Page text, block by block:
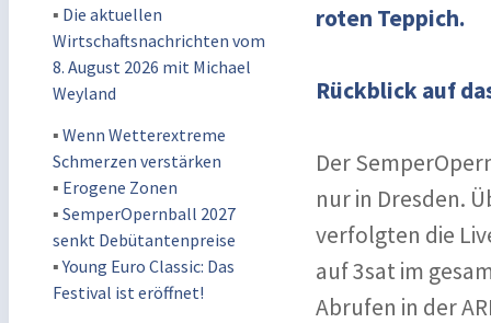
▪ Die aktuellen
Wirtschaftsnachrichten vom
8. August 2026 mit Michael
Weyland
▪ Wenn Wetterextreme
Schmerzen verstärken
▪ Erogene Zonen
▪ SemperOpernball 2027
senkt Debütantenpreise
▪Young Euro Classic: Das
Festival ist eröffnet!
roten Teppich.
Rückblick auf
Der
nur in Dresden.
verfolgten die
auf 3sat im
Abrufen in der